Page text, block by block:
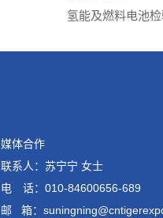
氢能及燃料电池
媒体合作
联系人：苏宁宁 女士
电 话：010-84600656-689
邮 箱：suningning@